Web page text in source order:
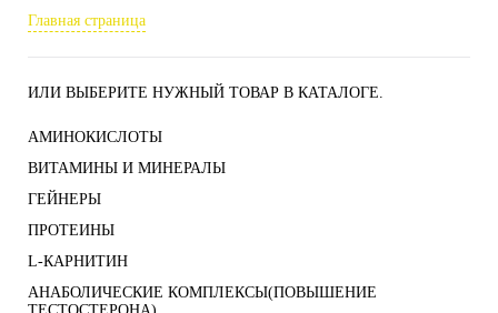
Главная страница
ИЛИ ВЫБЕРИТЕ НУЖНЫЙ ТОВАР В КАТАЛОГЕ.
АМИНОКИСЛОТЫ
ВИТАМИНЫ И МИНЕРАЛЫ
ГЕЙНЕРЫ
ПРОТЕИНЫ
L-КАРНИТИН
АНАБОЛИЧЕСКИЕ КОМПЛЕКСЫ(ПОВЫШЕНИЕ